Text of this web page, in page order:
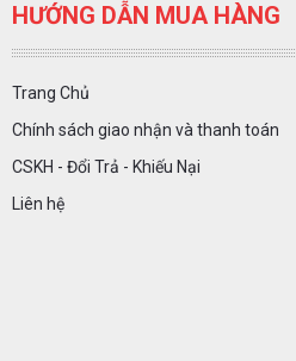
HƯỚNG DẪN MUA HÀNG
Trang Chủ
Chính sách giao nhận và thanh toán
CSKH - Đổi Trả - Khiếu Nại
Liên hệ